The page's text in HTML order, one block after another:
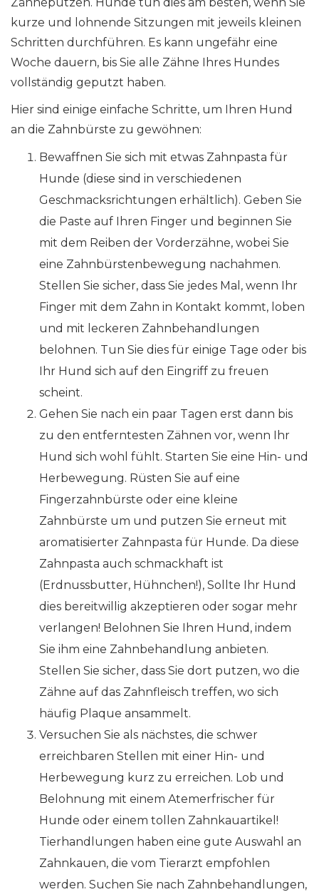
kurze und lohnende Sitzungen mit jeweils kleinen
Schritten durchführen. Es kann ungefähr eine
Woche dauern, bis Sie alle Zähne Ihres Hundes
vollständig geputzt haben.
Hier sind einige einfache Schritte, um Ihren Hund
an die Zahnbürste zu gewöhnen:
Bewaffnen Sie sich mit etwas Zahnpasta für
Hunde (diese sind in verschiedenen
Geschmacksrichtungen erhältlich). Geben Sie
die Paste auf Ihren Finger und beginnen Sie
mit dem Reiben der Vorderzähne, wobei Sie
eine Zahnbürstenbewegung nachahmen.
Stellen Sie sicher, dass Sie jedes Mal, wenn Ihr
Finger mit dem Zahn in Kontakt kommt, loben
und mit leckeren Zahnbehandlungen
belohnen. Tun Sie dies für einige Tage oder bis
Ihr Hund sich auf den Eingriff zu freuen
scheint.
Gehen Sie nach ein paar Tagen erst dann bis
zu den entferntesten Zähnen vor, wenn Ihr
Hund sich wohl fühlt. Starten Sie eine Hin- und
Herbewegung. Rüsten Sie auf eine
Fingerzahnbürste oder eine kleine
Zahnbürste um und putzen Sie erneut mit
aromatisierter Zahnpasta für Hunde. Da diese
Zahnpasta auch schmackhaft ist
(Erdnussbutter, Hühnchen!), Sollte Ihr Hund
dies bereitwillig akzeptieren oder sogar mehr
verlangen! Belohnen Sie Ihren Hund, indem
Sie ihm eine Zahnbehandlung anbieten.
Stellen Sie sicher, dass Sie dort putzen, wo die
Zähne auf das Zahnfleisch treffen, wo sich
häufig Plaque ansammelt.
Versuchen Sie als nächstes, die schwer
erreichbaren Stellen mit einer Hin- und
Herbewegung kurz zu erreichen. Lob und
Belohnung mit einem Atemerfrischer für
Hunde oder einem tollen Zahnkauartikel!
Tierhandlungen haben eine gute Auswahl an
Zahnkauen, die vom Tierarzt empfohlen
werden. Suchen Sie nach Zahnbehandlungen,